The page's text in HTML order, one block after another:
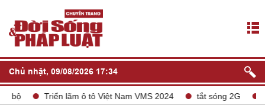
Chủ nhật, 09/08/2026 17:34
Triển lãm ô tô Việt Nam VMS 2024 tắt sóng 2G